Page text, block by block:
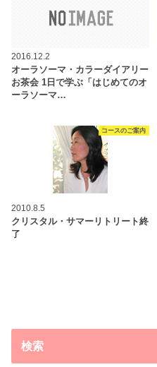
2016.12.2
オーラソーマ・カラーダイアリー
お茶会 1日で学ぶ「はじめてのオ
ーラソーマ…
コースのご案内
2010.8.5
クリスタル・サマーリトリート終
了
検索